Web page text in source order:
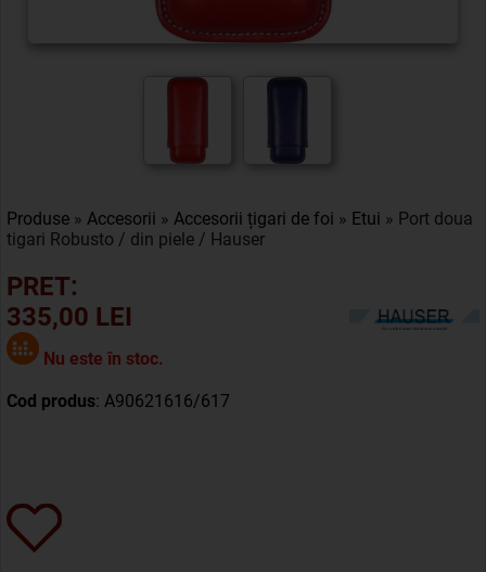
Produse » Accesorii » Accesorii țigari de foi » Etui » Port doua
tigari Robusto / din piele / Hauser
PRET:
335,00 LEI
Nu este în stoc.
Cod produs: A90621616/617